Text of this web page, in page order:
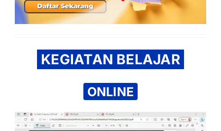
KEGIATAN BELAJAR
ONLINE